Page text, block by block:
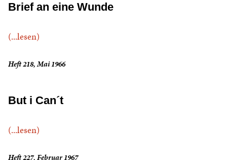
Brief an eine Wunde
(...lesen)
Heft 218, Mai 1966
But i Can´t
(...lesen)
Heft 227, Februar 1967